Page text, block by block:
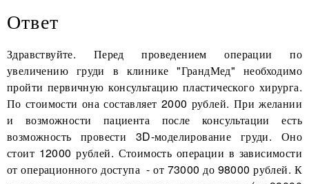
Ответ
Здравствуйте. Перед проведением операции по
увеличению груди в клинике "ГрандМед" необходимо
пройти первичную консультацию пластического хирурга.
По стоимости она составляет 2000 рублей. При желании
и возможности пациента после консультации есть
возможность провести 3D-моделирование груди. Оно
стоит 12000 рублей. Стоимость операции в зависимости
от операционного доступа - от 73000 до 98000 рублей. К